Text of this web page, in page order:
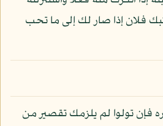
فلان إذا صار لك إلى ما تحب
فإن تولوا لم يلزمك تقصير من